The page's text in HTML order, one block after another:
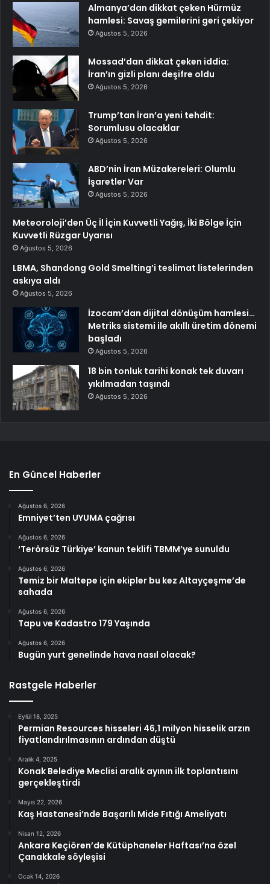
Almanya’dan dikkat çeken Hürmüz
hamlesi: Savaş gemilerini geri çekiyor
Ağustos 5, 2026
Mossad’dan dikkat çeken iddia:
İran’ın gizli planı deşifre oldu
Ağustos 5, 2026
Trump’tan İran’a yeni tehdit:
Sorumlusu olacaklar
Ağustos 5, 2026
ABD’nin İran Müzakereleri: Olumlu
İşaretler Var
Ağustos 5, 2026
Meteoroloji’den Üç İl İçin Kuvvetli Yağış, İki Bölge İçin
Kuvvetli Rüzgar Uyarısı
Ağustos 5, 2026
LBMA, Shandong Gold Smelting’i teslimat listelerinden
askıya aldı
Ağustos 5, 2026
İzocam’dan dijital dönüşüm hamlesi…
Metriks sistemi ile akıllı üretim dönemi
başladı
Ağustos 5, 2026
18 bin tonluk tarihi konak tek duvarı
yıkılmadan taşındı
Ağustos 5, 2026
En Güncel Haberler
Ağustos 6, 2026
Emniyet’ten UYUMA çağrısı
Ağustos 6, 2026
‘Terörsüz Türkiye’ kanun teklifi TBMM’ye sunuldu
Ağustos 6, 2026
Temiz bir Maltepe için ekipler bu kez Altayçeşme’de
sahada
Ağustos 6, 2026
Tapu ve Kadastro 179 Yaşında
Ağustos 6, 2026
Bugün yurt genelinde hava nasıl olacak?
Rastgele Haberler
Eylül 18, 2025
Permian Resources hisseleri 46,1 milyon hisselik arzın
fiyatlandırılmasının ardından düştü
Aralık 4, 2025
Konak Belediye Meclisi aralık ayının ilk toplantısını
gerçekleştirdi
Mayıs 22, 2026
Kaş Hastanesi’nde Başarılı Mide Fıtığı Ameliyatı
Nisan 12, 2026
Ankara Keçiören’de Kütüphaneler Haftası’na özel
Çanakkale söyleşisi
Ocak 14, 2026